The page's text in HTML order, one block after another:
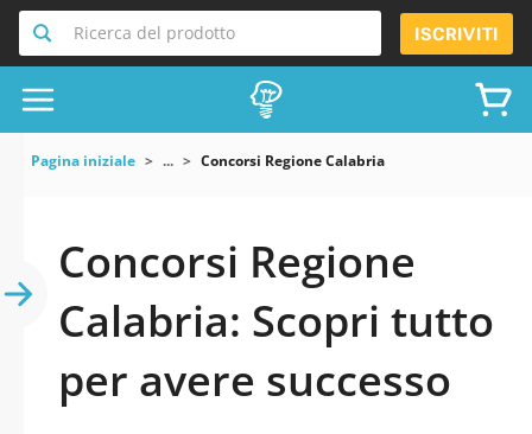
Ricerca del prodotto ISCRIVITI
Pagina iniziale ... Concorsi Regione Calabria
Concorsi Regione
Calabria: Scopri tutto
per avere successo